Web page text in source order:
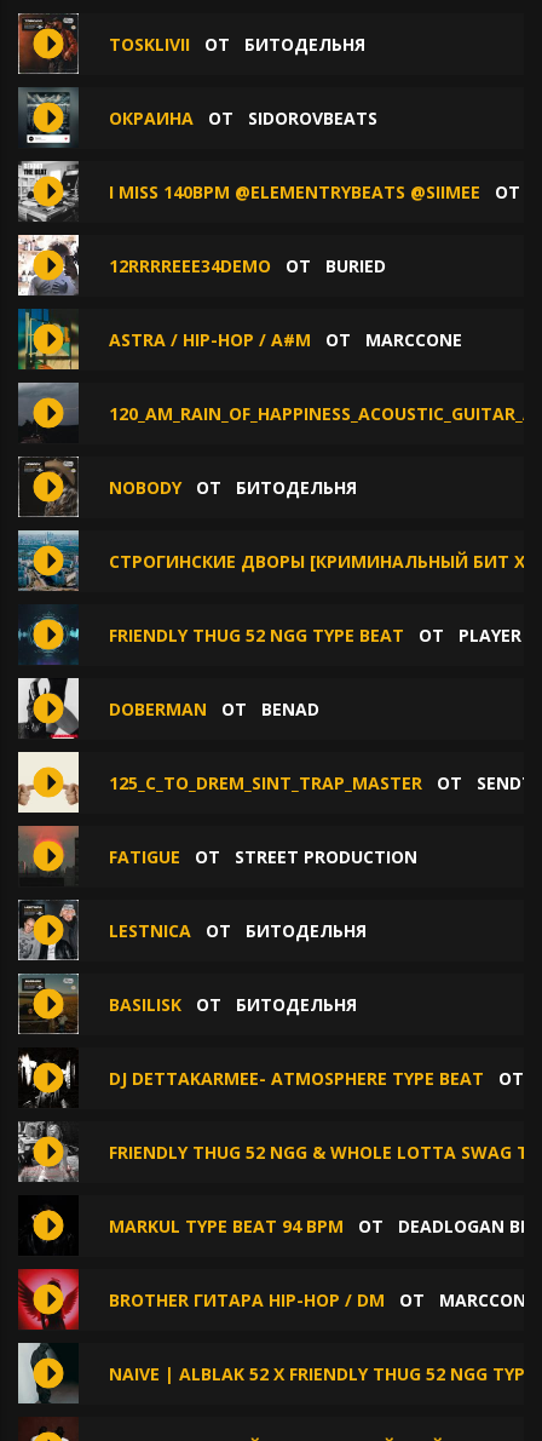
TOSKLIVII ОТ БИТОДЕЛЬНЯ
ОКРАИНА ОТ SIDOROVBEATS
I MISS 140BPM @ELEMENTRYBEATS @SIIMEE ОТ
12RRRREEE34DEMO ОТ BURIED
ASTRA / HIP-HOP / A#M ОТ MARCCONE
NOBODY ОТ БИТОДЕЛЬНЯ
СТРОГИНСКИЕ ДВОРЫ [КРИМИНАЛЬНЫЙ БИТ X
FRIENDLY THUG 52 NGG TYPE BEAT ОТ PLAYER
DOBERMAN ОТ BENAD
125_C_TO_DREM_SINT_TRAP_MASTER ОТ
FATIGUE ОТ STREET PRODUCTION
LESTNICA ОТ БИТОДЕЛЬНЯ
BASILISK ОТ БИТОДЕЛЬНЯ
DJ DETTAKARMEE- ATMOSPHERE TYPE BEAT ОТ
FRIENDLY THUG 52 NGG & WHOLE LOTTA SWAG
MARKUL TYPE BEAT 94 BPM ОТ DEADLOGAN
BROTHER ГИТАРА HIP-HOP / DM ОТ MARCCONE
NAIVE | ALBLAK 52 X FRIENDLY THUG 52 NGG TYPE